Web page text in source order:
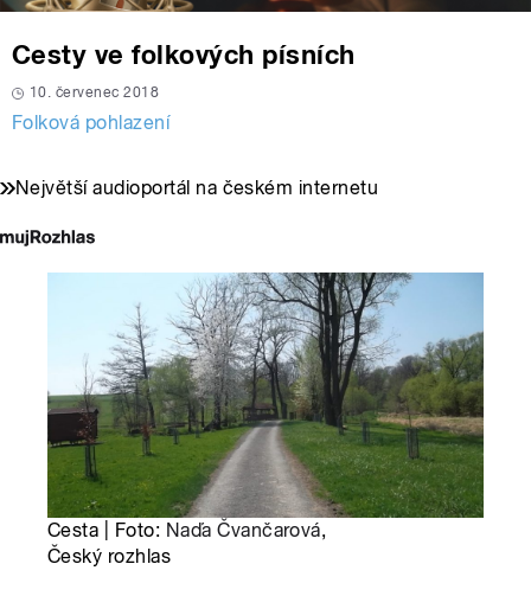
Cesty ve folkových písních
10. červenec 2018
Folková pohlazení
Největší audioportál na českém internetu
Cesta | Foto: Naďa Čvančarová,
Český rozhlas